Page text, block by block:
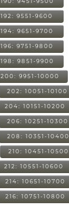
192: 9551-9600
194: 9651-9700
196: 9751-9800
198: 9851-9900
200: 9951-10000
202: 10051-10100
204: 10151-10200
206: 10251-10300
208: 10351-10400
210: 10451-10500
212: 10551-10600
214: 10651-10700
216: 10751-10800